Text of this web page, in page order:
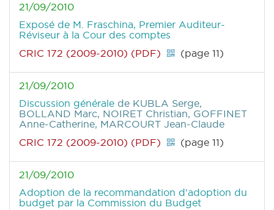
21/09/2010
Exposé de M. Fraschina, Premier Auditeur-
Réviseur à la Cour des comptes
CRIC 172 (2009-2010) (PDF)
(page 11)
21/09/2010
Discussion générale de KUBLA Serge,
BOLLAND Marc, NOIRET Christian, GOFFINET
Anne-Catherine, MARCOURT Jean-Claude
CRIC 172 (2009-2010) (PDF)
(page 11)
21/09/2010
Adoption de la recommandation d'adoption du
budget par la Commission du Budget